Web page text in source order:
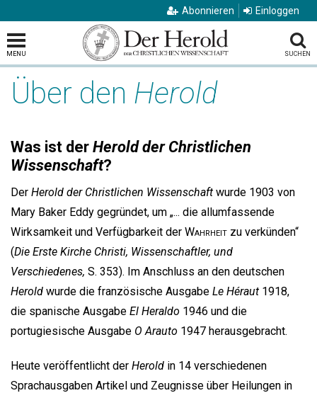
Abonnieren Einloggen
MENU SUCHEN
Über den Herold
Was ist der Herold der Christlichen
Wissenschaft?
Der Herold der Christlichen Wissenschaft wurde 1903 von
Mary Baker Eddy gegründet, um „... die allumfassende
Wirksamkeit und Verfügbarkeit der Wahrheit zu verkünden“
(Die Erste Kirche Christi, Wissenschaftler, und
Verschiedenes, S. 353). Im Anschluss an den deutschen
Herold wurde die französische Ausgabe Le Héraut 1918,
die spanische Ausgabe El Heraldo 1946 und die
portugiesische Ausgabe O Arauto 1947 herausgebracht.
Heute veröffentlicht der Herold in 14 verschiedenen
Sprachausgaben Artikel und Zeugnisse über Heilungen in